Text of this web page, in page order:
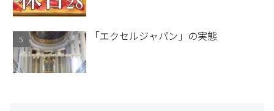
「エクセルジャパン」の実態